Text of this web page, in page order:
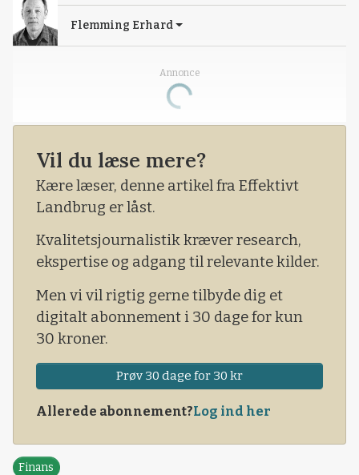
Annonce
Loading...
Flemming Erhard
Vil du læse mere?
Kære læser, denne artikel fra Effektivt
Landbrug er låst.
Kvalitetsjournalistik kræver research,
ekspertise og adgang til relevante kilder.
Men vi vil rigtig gerne tilbyde dig et
digitalt abonnement i 30 dage for kun
30 kroner.
Prøv 30 dage for 30 kr
Allerede abonnement?Log ind her
Finans